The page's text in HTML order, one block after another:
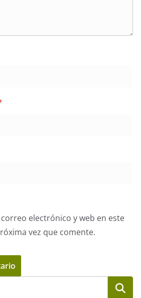
electrónico y web en este
vez que comente.